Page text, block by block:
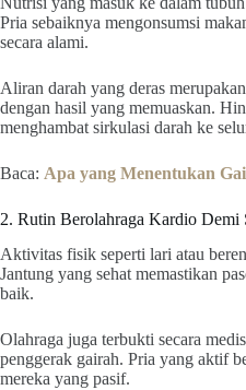
Pria sebaiknya mengonsumsi
secara alami.
Aliran darah yang deras
dengan hasil yang memuaskan.
menghambat sirkulasi darah ke
Baca: Apa yang Menentukan
2. Rutin Berolahraga Kardio Demi
Aktivitas fisik seperti lari atau
Jantung yang sehat memastikan
baik.
Olahraga juga terbukti secara
penggerak gairah. Pria yang aktif
mereka yang pasif.